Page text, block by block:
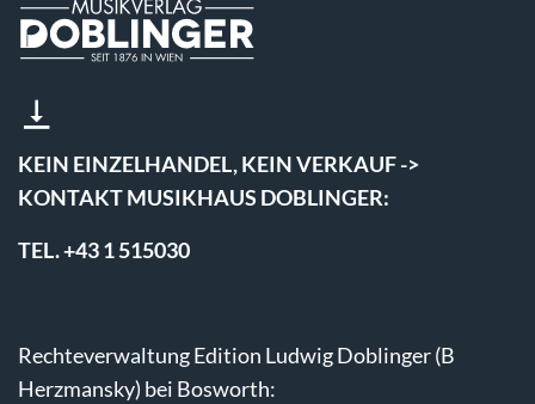
KEIN EINZELHANDEL, KEIN VERKAUF ->
KONTAKT MUSIKHAUS DOBLINGER:
TEL. +43 1 515030
Rechteverwaltung Edition Ludwig Doblinger (B
Herzmansky) bei Bosworth: